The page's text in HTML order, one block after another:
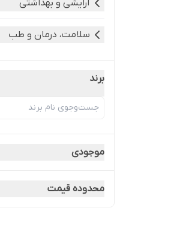
آرایشی و بهداشتی
سلامت، درمان و طب
برند
موجودی
محدوده قیمت